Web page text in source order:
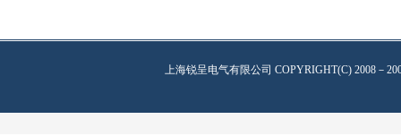
上海锐呈电气有限公司 COPYRIGHT(C) 2008－